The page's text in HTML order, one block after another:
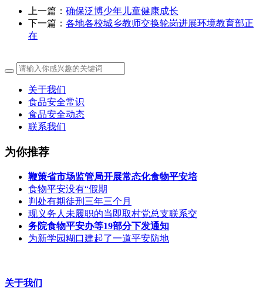
上一篇： 确保泛博少年儿童健康成长
下一篇： 各地各校城乡教师交换轮岗进展环境教育部正
在
关于我们
食品安全常识
食品安全动态
联系我们
为你推荐
鞭策省市场监管局开展常态化食物平安培
食物平安没有“假期
判处有期徒刑三年三个月
现义务人未履职的当即取村党总支联系交
务院食物平安办等19部分下发通知
为新学园糊口建起了一道平安防地
关于我们